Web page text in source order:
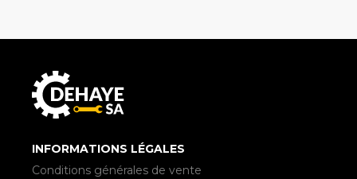
INFORMATIONS LÉGALES
Conditions générales de vente